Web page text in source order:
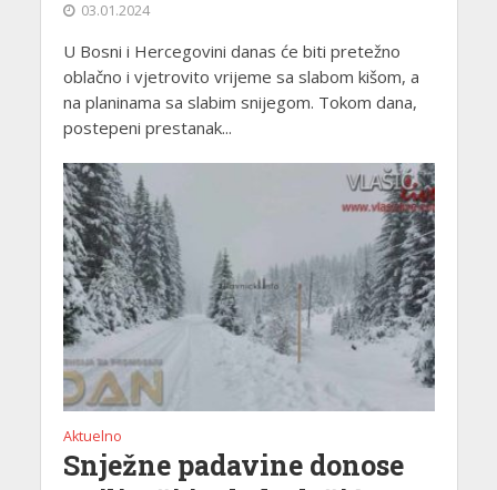
03.01.2024
U Bosni i Hercegovini danas će biti pretežno
oblačno i vjetrovito vrijeme sa slabom kišom, a
na planinama sa slabim snijegom. Tokom dana,
postepeni prestanak...
Aktuelno
Snježne padavine donose